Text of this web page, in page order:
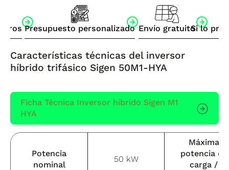
Presupuesto personalizado Envío gratuitoSi lo
Características técnicas del inversor
híbrido trifásico Sigen 50M1-HYA
Ficha Técnica Inversor híbrido Sigen M1
HYA
Potencia
nominal
50 kW
Máxima
potencia de
carga /